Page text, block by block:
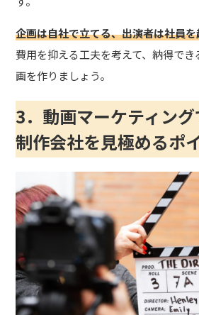
企画は自社で立てる、出演者は社員
費用を抑える工夫を考えて、納得で
画を作りましょう。
3．動画マーケティン
制作会社を見極めるポ